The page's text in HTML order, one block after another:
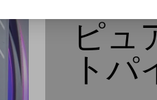
ピュ
トパ